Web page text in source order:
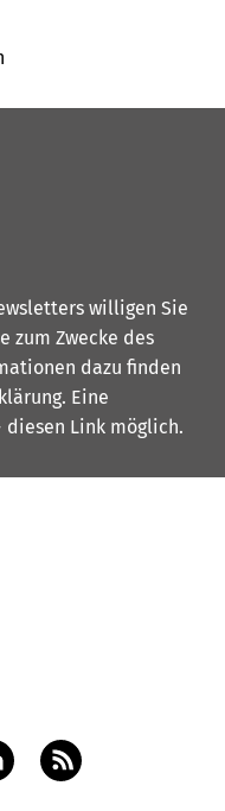
willigen Sie
zum Zwecke des
dazu finden
. Eine
diesen Link möglich.